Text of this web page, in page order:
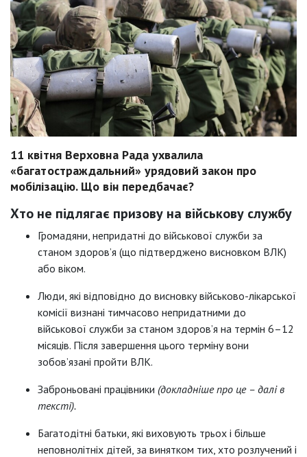
11 квітня Верховна Рада ухвалила
«багатостраждальний» урядовий закон про
мобілізацію. Що він передбачає?
Хто не підлягає призову на військову службу
Громадяни, непридатні до військової служби за
станом здоров’я (що підтверджено висновком ВЛК)
або віком.
Люди, які відповідно до висновку військово-лікарської
комісії визнані тимчасово непридатними до
військової служби за станом здоров’я на термін 6–12
місяців. Після завершення цього терміну вони
зобов’язані пройти ВЛК.
Заброньовані працівники (докладніше про це – далі в
тексті).
Багатодітні батьки, які виховують трьох і більше
неповнолітніх дітей, за винятком тих, хто розлучений і